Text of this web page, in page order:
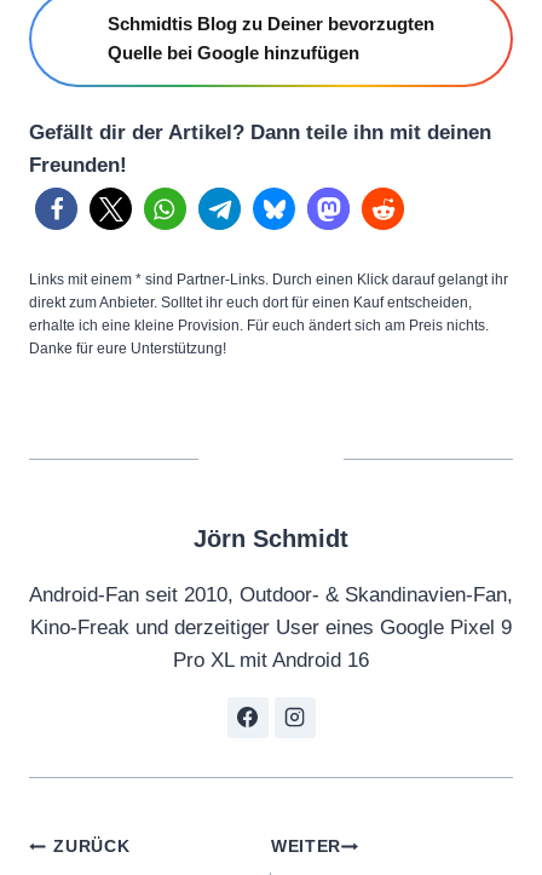
Schmidtis Blog zu Deiner bevorzugten
Quelle bei Google hinzufügen
Gefällt dir der Artikel? Dann teile ihn mit deinen
Freunden!
Links mit einem * sind Partner-Links. Durch einen Klick darauf gelangt ihr
direkt zum Anbieter. Solltet ihr euch dort für einen Kauf entscheiden,
erhalte ich eine kleine Provision. Für euch ändert sich am Preis nichts.
Danke für eure Unterstützung!
Jörn Schmidt
Android-Fan seit 2010, Outdoor- & Skandinavien-Fan,
Kino-Freak und derzeitiger User eines Google Pixel 9
Pro XL mit Android 16
Beitragsnavigation
ZURÜCK WEITER